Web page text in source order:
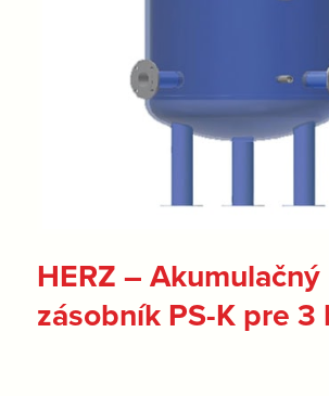
HERZ – Akumulačný
zásobník PS-K pre 3